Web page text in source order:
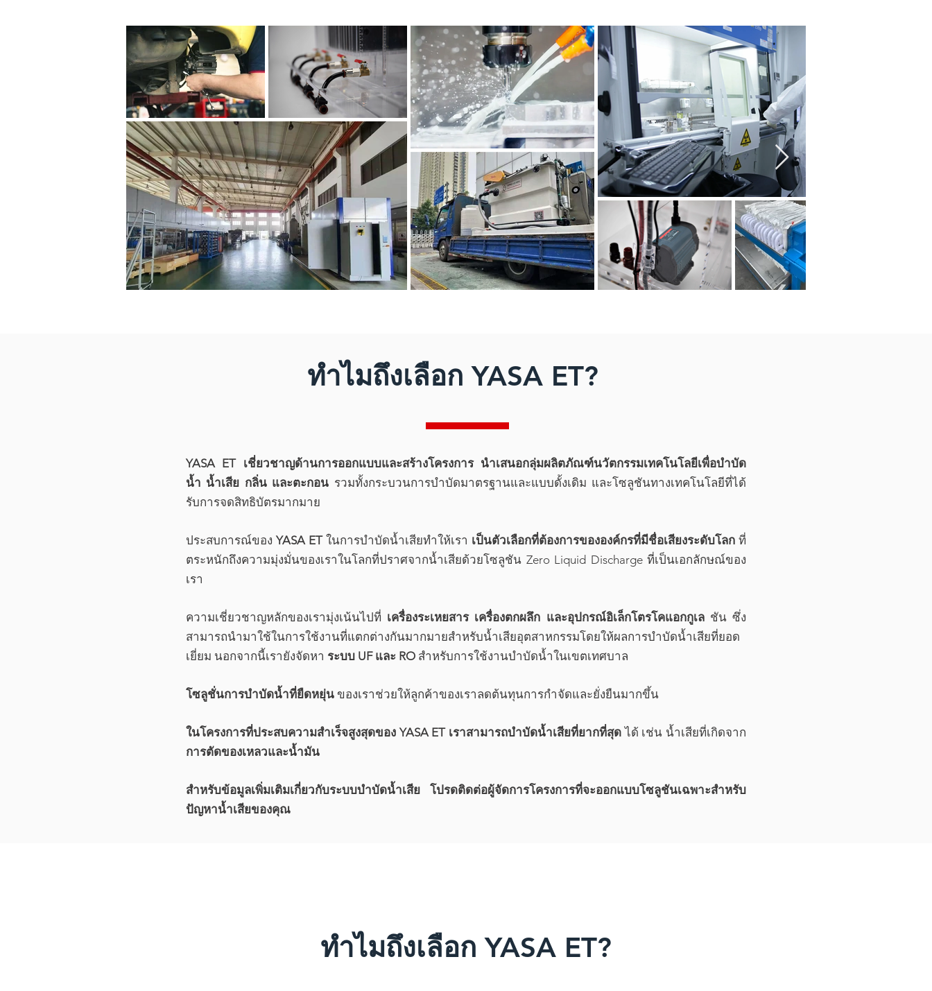
ทำไมถึงเลือก YASA ET?
YASA ET เชี่ยวชาญด้านการออกแบบและสร้างโครงการ นำเสนอกลุ่มผลิตภัณฑ์นวัตกรรมเทคโนโลยีเพื่อบำบัด
น้ำ น้ำเสีย กลิ่น และตะกอน รวมทั้งกระบวนการบำบัดมาตรฐานและแบบดั้งเดิม และโซลูชันทางเทคโนโลยีที่ได้
รับการจดสิทธิบัตรมากมาย
ประสบการณ์ของ YASA ETในการบำบัดน้ำเสียทำให้เรา เป็นตัวเลือกที่ต้องการขององค์กรที่มีชื่อเสียงระดับโลก ที่
ตระหนักถึงความมุ่งมั่นของเราในโลกที่ปราศจากน้ำเสียด้วยโซลูชัน Zero Liquid Discharge ที่เป็นเอกลักษณ์ของ
เรา
ความเชี่ยวชาญหลักของเรามุ่งเน้นไปที่ เครื่องระเหยสาร เครื่องตกผลึก และอุปกรณ์อิเล็กโตรโคแอกกูเลชัน ซึ่ง
สามารถนำมาใช้ในการใช้งานที่แตกต่างกันมากมายสำหรับน้ำเสียอุตสาหกรรมโดยให้ผลการบำบัดน้ำเสียที่ยอด
เยี่ยม นอกจากนี้เรายังจัดหา ระบบ UF และ RO สำหรับการใช้งานบำบัดน้ำในเขตเทศบาล
โซลูชั่นการบำบัดน้ำที่ยืดหยุ่น ของเราช่วยให้ลูกค้าของเราลดต้นทุนการกำจัดและยั่งยืนมากขึ้น
ในโครงการที่ประสบความสำเร็จสูงสุดของ YASA ET เราสามารถบำบัดน้ำเสียที่ยากที่สุด ได้ เช่น น้ำเสียที่เกิดจาก
การตัดของเหลวและน้ำมัน
สำหรับข้อมูลเพิ่มเติมเกี่ยวกับระบบบำบัดน้ำเสีย โปรดติดต่อผู้จัดการโครงการที่จะออกแบบโซลูชันเฉพาะสำหรับ
ปัญหาน้ำเสียของคุณ
ทำไมถึงเลือก YASA ET?